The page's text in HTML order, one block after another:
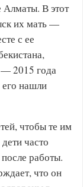
Алматы. В этот
их мать —
с ее
— 2015 года
нашли
чтобы те им
часто
работы.
что он